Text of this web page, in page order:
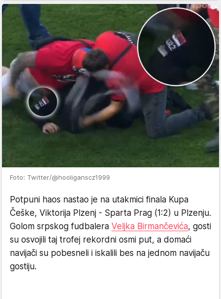
Foto: Twitter/@hooliganscz1999
Potpuni haos nastao je na utakmici finala Kupa
Češke, Viktorija Plzenj - Sparta Prag (1:2) u Plzenju.
Golom srpskog fudbalera Veljka Birmančevića, gosti
su osvojili taj trofej rekordni osmi put, a domaći
navijači su pobesneli i iskalili bes na jednom navijaču
gostiju.